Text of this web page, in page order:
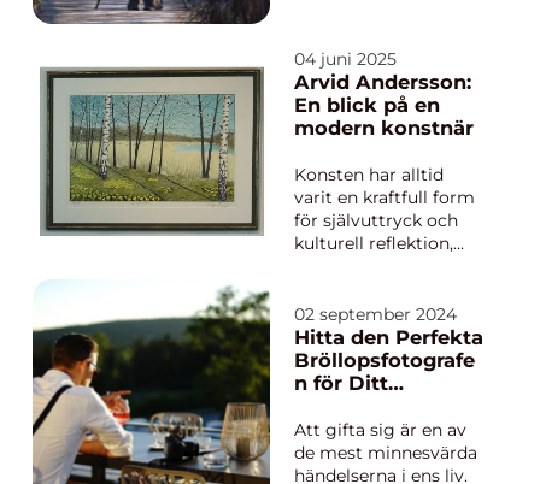
bilder som faktisk blir
lagt merke til. I en
kunnskapsby som
Lund er kravene til
forskere, bedrifter,
kunstnere...
04 juni 2025
Arvid Andersson:
En blick på en
modern konstnär
Konsten har alltid
varit en kraftfull form
för självuttryck och
kulturell reflektion,
Arvid Andersson som
ett namn av
betydelse. Genom att
kombinera
med modern esteti...
02 september 2024
Hitta den Perfekta
Bröllopsfotografe
n för Ditt
Att gifta sig är en av
de mest minnesvärda
händelserna i ens liv.